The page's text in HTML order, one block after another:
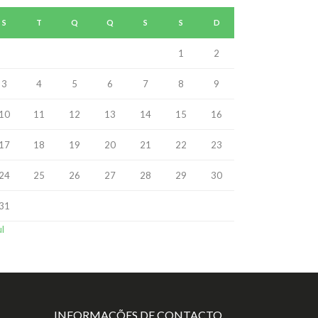
S T Q Q S S D
1 2
3 4 5 6 7 8 9
10 11 12 13 14 15 16
17 18 19 20 21 22 23
24 25 26 27 28 29 30
31
INFORMAÇÕES DE CONTACTO